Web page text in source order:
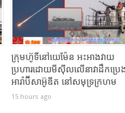
ក្រុមហ៊ូទីនៅយេម៉ែន អះអាងវាយ
ប្រហារដោយមីស៊ីលលើនាវាដឹកប្រេ
អារ៉ាប៊ីសាអ៊ូឌីត នៅសមុទ្រក្រហម
15 hours ago